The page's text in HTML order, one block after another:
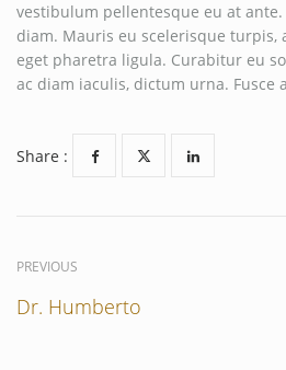
vestibulum pellentesque eu at
diam. Mauris eu scelerisque turpis,
eget pharetra ligula. Curabitur eu
ac diam iaculis, dictum urna. Fusce
Share :
PREVIOUS
Dr. Humberto